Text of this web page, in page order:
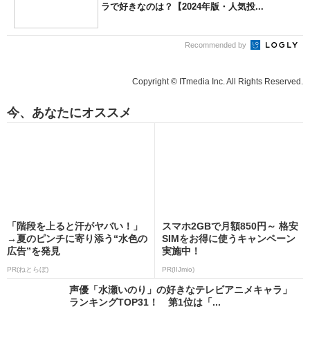
ラで好きなのは？【2024年版・人気投...
Recommended by
Copyright © ITmedia Inc. All Rights Reserved.
今、あなたにオススメ
「階段を上ると汗がヤバい！」
→夏のピンチに寄り添う“水色の
広告”を発見
PR(ねとらぼ)
スマホ2GBで月額850円～ 格安
SIMをお得に使うキャンペーン
実施中！
PR(IIJmio)
声優「水瀬いのり」の好きなテレビアニメキャラ」
ランキングTOP31！ 第1位は「...